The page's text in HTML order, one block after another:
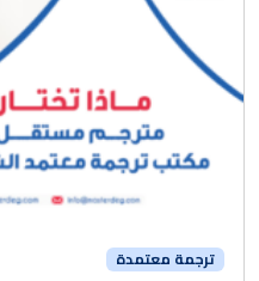
ترجمة معتمدة